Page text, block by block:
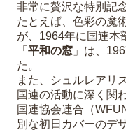
非常に贅沢な特別記
たとえば、色彩の魔
が、1964年に国連本
「 平和の窓 」は、
た。
また、シュルレアリ
国連の活動に深く関
国連協会連合（
別な初日カバーのデ